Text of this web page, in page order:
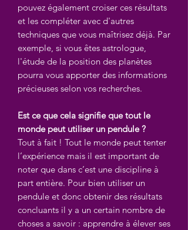
pouvez également croiser ces résultats
et les compléter avec d'autres
techniques que vous maîtrisez déjà. Par
exemple, si vous êtes astrologue,
l'étude de la position des planètes
pourra vous apporter des informations
précieuses selon vos recherches.
Est ce que cela signifie que tout le
monde peut utiliser un pendule ?
Tout à fait ! Tout le monde peut tenter
l’expérience mais il est important de
noter que dans c’est une discipline à
part entière. Pour bien utiliser un
pendule et donc obtenir des résultats
concluants il y a un certain nombre de
choses a savoir : apprendre à élever ses